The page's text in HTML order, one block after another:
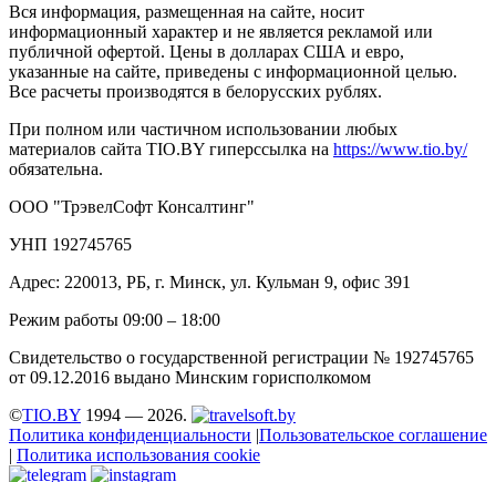
Вся информация, размещенная на сайте, носит
информационный характер и не является рекламой или
публичной офертой. Цены в долларах США и евро,
указанные на сайте, приведены с информационной целью.
Все расчеты производятся в белорусских рублях.
При полном или частичном использовании любых
материалов сайта TIO.BY гиперссылка на https://www.tio.by/
обязательна.
ООО "ТрэвелСофт Консалтинг"
УНП 192745765
Адрес: 220013, РБ, г. Минск, ул. Кульман 9, офис 391
Режим работы 09:00 – 18:00
Свидетельство о государственной регистрации № 192745765
от 09.12.2016 выдано Минским горисполкомом
©TIO.BY 1994 — 2026.
Политика конфиденциальности |Пользовательское соглашение
| Политика использования cookie